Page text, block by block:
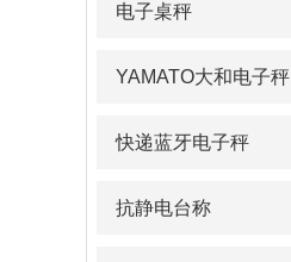
电子桌秤
YAMATO大和电子秤
快递蓝牙电子秤
抗静电台称